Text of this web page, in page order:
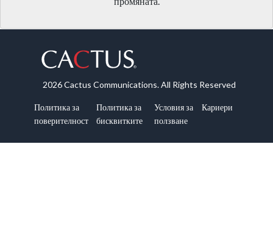
2026 Cactus Communications. All Rights Reserved
Политика за
поверителност
Политика за
бисквитките
Условия за
ползване
Кариери